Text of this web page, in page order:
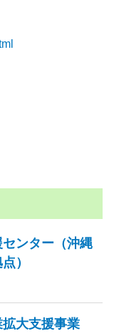
ンター（沖縄
）
大支援事業